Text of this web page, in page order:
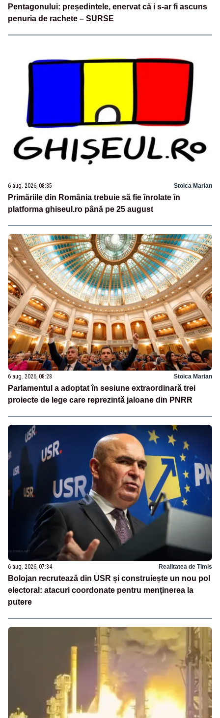
Pentagonului: președintele, enervat că i s-ar fi ascuns
penuria de rachete – SURSE
6 aug. 2026, 08:35 Stoica Marian
Primăriile din România trebuie să fie înrolate în
platforma ghiseul.ro până pe 25 august
6 aug. 2026, 08:28 Stoica Marian
Parlamentul a adoptat în sesiune extraordinară trei
proiecte de lege care reprezintă jaloane din PNRR
6 aug. 2026, 07:34 Realitatea de Timis
Bolojan recrutează din USR și construiește un nou pol
electoral: atacuri coordonate pentru menținerea la
putere